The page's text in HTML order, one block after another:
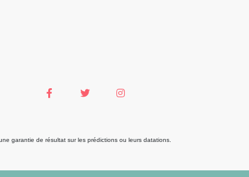
garantie de résultat sur les prédictions ou leurs datations.